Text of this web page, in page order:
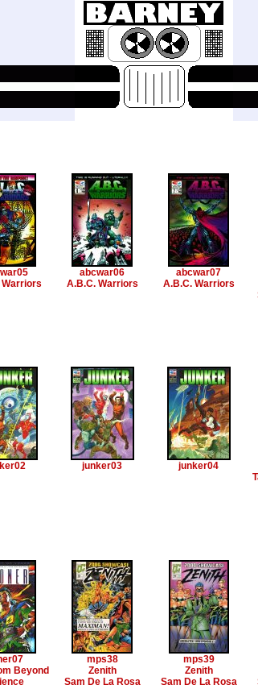
Warriors
abcwar06
A.B.C. Warriors
abcwar07
A.B.C. Warriors
junker03 junker04
Beyond
mps38
Zenith
Sam De La Rosa
mps39
Zenith
Sam De La Rosa